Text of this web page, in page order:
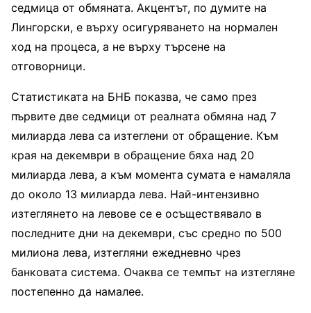
седмица от обмяната. Акцентът, по думите на
Лингорски, е върху осигуряването на нормален
ход на процеса, а не върху търсене на
отговорници.
Статистиката на БНБ показва, че само през
първите две седмици от реалната обмяна над 7
милиарда лева са изтеглени от обращение. Към
края на декември в обращение бяха над 20
милиарда лева, а към момента сумата е намаляла
до около 13 милиарда лева. Най-интензивно
изтеглянето на левове се е осъществявало в
последните дни на декември, със средно по 500
милиона лева, изтегляни ежедневно чрез
банковата система. Очаква се темпът на изтегляне
постепенно да намалее.